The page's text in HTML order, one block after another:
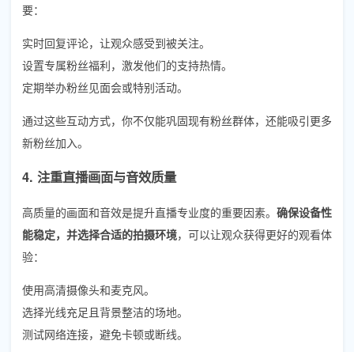
要：
实时回复评论，让观众感受到被关注。
设置专属粉丝福利，激发他们的支持热情。
定期举办粉丝见面会或特别活动。
通过这些互动方式，你不仅能巩固现有粉丝群体，还能吸引更多
新粉丝加入。
4. 注重直播画面与音效质量
高质量的画面和音效是提升直播专业度的重要因素。 确保设备性
能稳定，并选择合适的拍摄环境，可以让观众获得更好的观看体
验：
使用高清摄像头和麦克风。
选择光线充足且背景整洁的场地。
测试网络连接，避免卡顿或断线。